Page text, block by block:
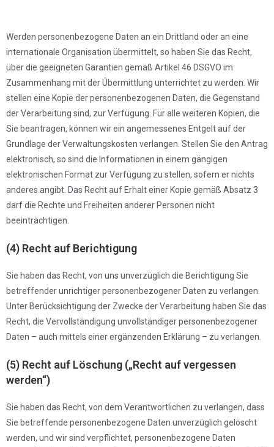
Werden personenbezogene Daten an ein Drittland oder an eine
internationale Organisation übermittelt, so haben Sie das Recht,
über die geeigneten Garantien gemäß Artikel 46 DSGVO im
Zusammenhang mit der Übermittlung unterrichtet zu werden. Wir
stellen eine Kopie der personenbezogenen Daten, die Gegenstand
der Verarbeitung sind, zur Verfügung. Für alle weiteren Kopien, die
Sie beantragen, können wir ein angemessenes Entgelt auf der
Grundlage der Verwaltungskosten verlangen. Stellen Sie den Antrag
elektronisch, so sind die Informationen in einem gängigen
elektronischen Format zur Verfügung zu stellen, sofern er nichts
anderes angibt. Das Recht auf Erhalt einer Kopie gemäß Absatz 3
darf die Rechte und Freiheiten anderer Personen nicht
beeinträchtigen.
(4) Recht auf Berichtigung
Sie haben das Recht, von uns unverzüglich die Berichtigung Sie
betreffender unrichtiger personenbezogener Daten zu verlangen.
Unter Berücksichtigung der Zwecke der Verarbeitung haben Sie das
Recht, die Vervollständigung unvollständiger personenbezogener
Daten – auch mittels einer ergänzenden Erklärung – zu verlangen.
(5) Recht auf Löschung („Recht auf vergessen
werden“)
Sie haben das Recht, von dem Verantwortlichen zu verlangen, dass
Sie betreffende personenbezogene Daten unverzüglich gelöscht
werden, und wir sind verpflichtet, personenbezogene Daten